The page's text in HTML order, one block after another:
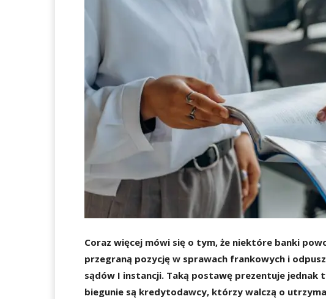
Coraz więcej mówi się o tym, że niektóre banki
przegraną pozycję w sprawach frankowych i
sądów I instancji. Taką postawę prezentuje jednak
biegunie są kredytodawcy, którzy walczą o